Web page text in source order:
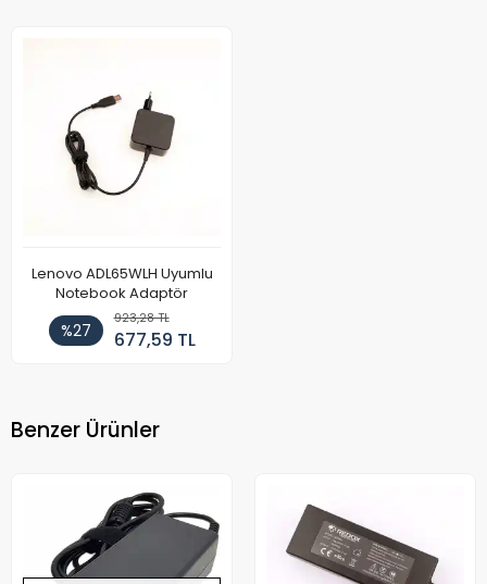
Lenovo ADL65WLH Uyumlu
Notebook Adaptör
%27
923,28 TL
677,59 TL
Benzer Ürünler